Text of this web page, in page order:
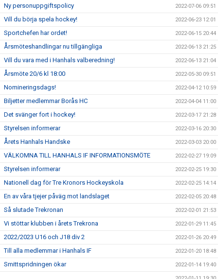
Ny personuppgiftspolicy 2022-07-06 09:51
Vill du börja spela hockey! 2022-06-23 12:01
Sportchefen har ordet! 2022-06-15 20:44
Årsmöteshandlingar nu tillgängliga 2022-06-13 21:25
Vill du vara med i Hanhals valberedning! 2022-06-13 21:04
Årsmöte 20/6 kl 18:00 2022-05-30 09:51
Nomineringsdags! 2022-04-12 10:59
Biljetter medlemmar Borås HC 2022-04-04 11:00
Det svänger fort i hockey! 2022-03-17 21:28
Styrelsen informerar 2022-03-16 20:30
Årets Hanhals Handske 2022-03-03 20:00
VÄLKOMNA TILL HANHALS IF INFORMATIONSMÖTE 2022-02-27 19:09
Styrelsen informerar 2022-02-25 19:30
Nationell dag för Tre Kronors Hockeyskola 2022-02-25 14:14
En av våra tjejer påväg mot landslaget 2022-02-05 20:48
Så slutade Trekronan 2022-02-01 21:53
Vi stöttar klubben i årets Trekrona 2022-01-29 11:45
2022/2023 U16 och J18 div 2 2022-01-26 20:49
Till alla medlemmar i Hanhals IF 2022-01-20 18:48
Smittspridningen ökar 2022-01-14 19:40